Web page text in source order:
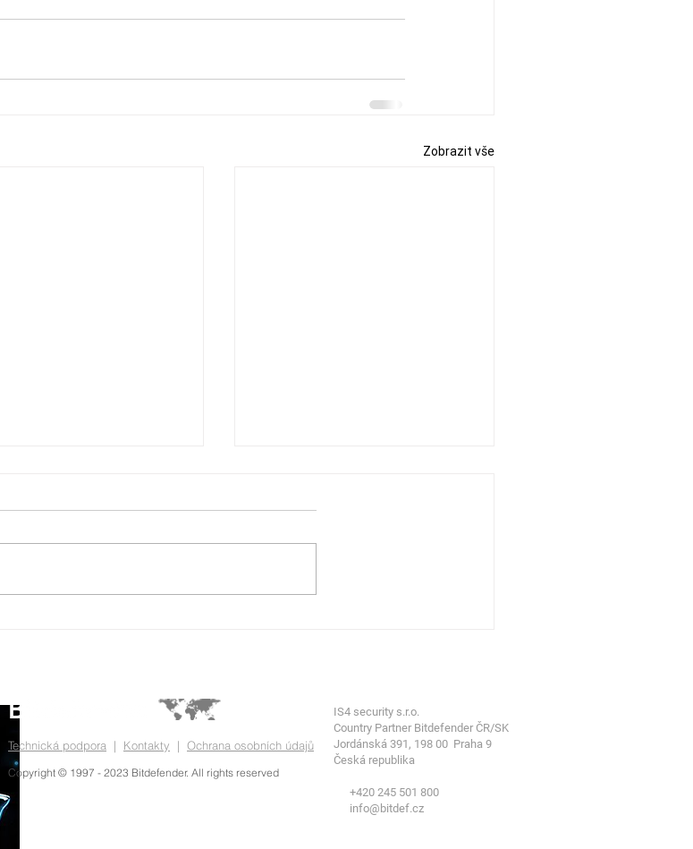
Zobrazit vše
Technická podpora | Kontakty | Ochrana osobních údajů
Copyright © 1997 - 2023 Bitdefender. All rights reserved
IS4 security s.r.o.
Country Partner Bitdefender ČR/SK
Jordánská 391, 198 00 Praha 9
Česká republika
+420 245 501 800
info@bitdef.cz